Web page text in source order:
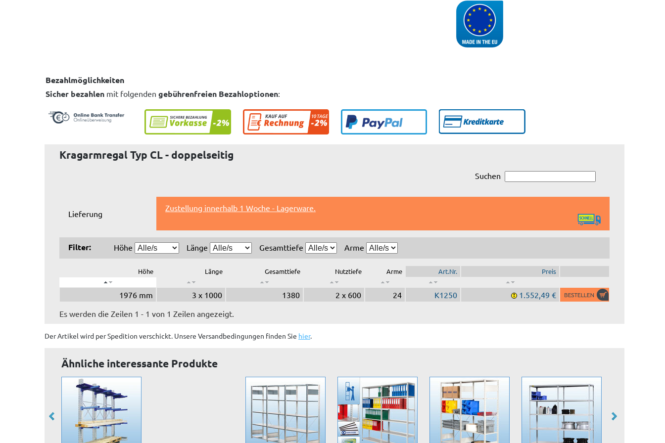
Bezahlmöglichkeiten
Sicher bezahlen mit folgenden gebührenfreien Bezahloptionen:
Kragarmregal Typ CL - doppelseitig
Suchen
Lieferung
Zustellung innerhalb 1 Woche - Lagerware.
Filter: Höhe Länge Gesamttiefe Arme
Höhe Länge Gesamttiefe Nutztiefe Arme Art.Nr. Preis
1976 mm 3 x 1000 1380 2 x 600 24 K1250
1.552,49 €
Es werden die Zeilen 1 - 1 von 1 Zeilen angezeigt.
Der Artikel wird per Spedition verschickt. Unsere Versandbedingungen finden Sie hier.
Ähnliche interessante Produkte